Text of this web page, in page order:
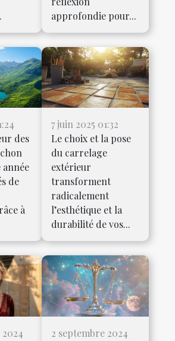
approfondie pour...
des
année
de
à
7 juin 2025 01:32
Le choix et la pose
du carrelage
extérieur
transforment
radicalement
l’esthétique et la
durabilité de vos...
2024
2 septembre 2024